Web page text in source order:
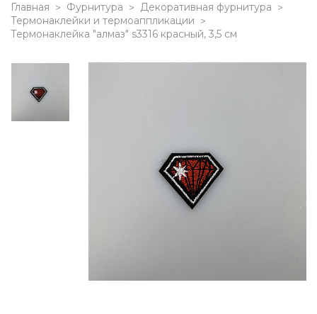
Главная > Фурнитура > Декоративная фурнитура >
Термонаклейки и термоаппликации >
термонаклейка "алмаз" s3316 красный, 3,5 см